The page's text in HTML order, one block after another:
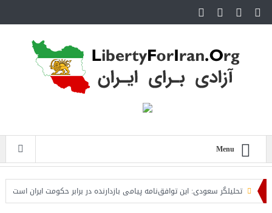
Menu
تحلیلگر سعودی: این توافق‌نامه پیامی بازدارنده در برابر حکومت ایران است